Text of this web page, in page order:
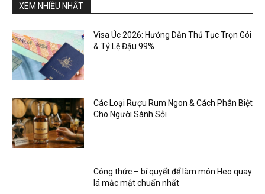
XEM NHIỀU NHẤT
Visa Úc 2026: Hướng Dẫn Thủ Tục Trọn Gói
& Tỷ Lệ Đậu 99%
Các Loại Rượu Rum Ngon & Cách Phân Biệt
Cho Người Sành Sỏi
Công thức – bí quyết để làm món Heo quay
lá mắc mật chuẩn nhất